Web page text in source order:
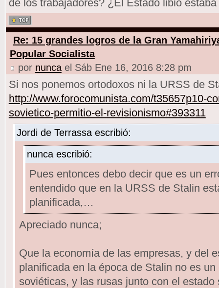
de los trabajadores? ¿El Estado libio
Re: 15 grandes logros de la Gran
Popular Socialista
por nuncael Sáb Ene 16, 2016 8:28 pm
Si nos ponemos ortodoxos ni la URSS de
http://www.forocomunista.com/t35657p10-
sovietico-permitio-el-revisionismo#393311
Jordi de Terrassa escribió:
nunca escribió:
Pues entonces debo decir que es un
entendido que en la URSS de Stalin
planificada,…
Apreciado nunca;
Que la economía de las empresas, y del
planificada en la época de Stalin no es
soviéticas, y las rusas junto con el